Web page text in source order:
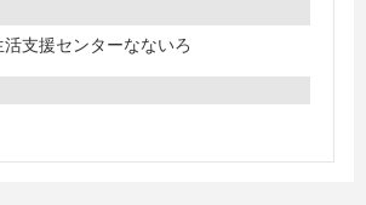
支援センターなないろ